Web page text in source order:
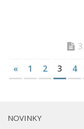
« 1 2 3 4
NOVINKY